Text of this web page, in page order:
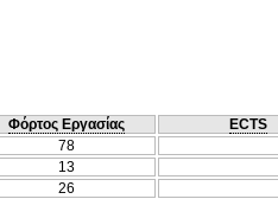
Φόρτος Εργασίας ECTS
78
13
26